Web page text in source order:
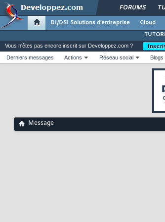
FORUMS
DI/DSI Solutions d'entreprise Cloud
Vous n'êtes pas encore inscrit sur Developpez.com ?
Derniers messages
Actions Réseau social Blogs
Message